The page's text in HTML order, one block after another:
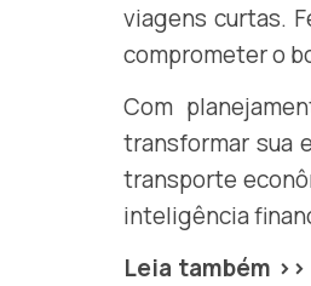
viagens curtas.
comprometer o
Com
transformar sua
transporte
inteligência
Leia também >>